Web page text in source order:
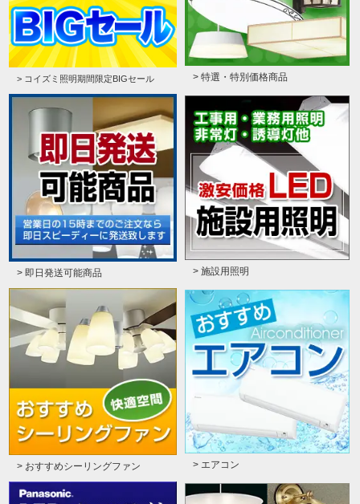
> コイズミ照明期間限定BIGセール > 特選・特別価格商品
> 即日発送可能商品 > 施設用照明
> おすすめシーリングファン > エアコン